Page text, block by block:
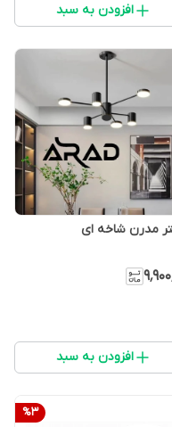
افزودن به سبد
مدرن شاخه ای
افزودن به سبد
%3